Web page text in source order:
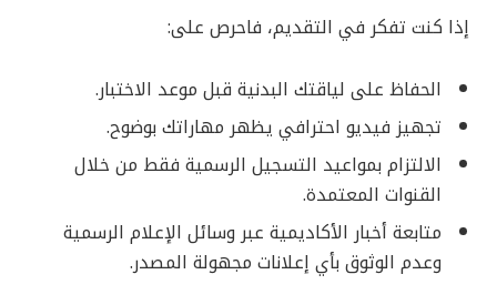
إذا كنت تفكر في التقديم، فاحرص على:
الحفاظ على لياقتك البدنية قبل موعد الاختبار.
تجهيز فيديو احترافي يظهر مهاراتك بوضوح.
الالتزام بمواعيد التسجيل الرسمية فقط من خلال
القنوات المعتمدة.
متابعة أخبار الأكاديمية عبر وسائل الإعلام الرسمية
وعدم الوثوق بأي إعلانات مجهولة المصدر.